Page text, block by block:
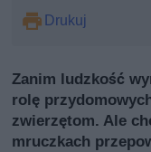
Drukuj
Zanim ludzkość
rolę
zwierzętom. Ale
mruczkach